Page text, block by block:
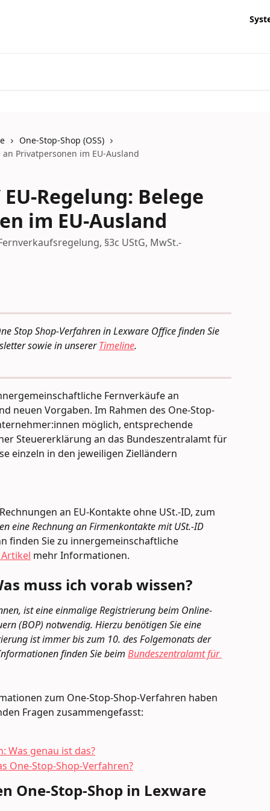
One-Stop-Shop (OSS)
Privatpersonen im EU-Ausland
Regelung: Belege
im EU-Ausland
§3c UStG, MwSt.-
Stop Shop-Verfahren in Lexware Office finden Sie
sowie in unserer Timeline.
Fernverkäufe an
neuen Vorgaben. Im Rahmen des One-Stop-
möglich, entsprechende
Steuererklärung an das Bundeszentralamt für
einzeln in den jeweiligen Zielländern
an EU-Kontakte ohne USt.-ID, zum
eine Rechnung an Firmenkontakte mit USt.-ID
finden Sie zu innergemeinschaftliche
mehr Informationen.
muss ich vorab wissen?
ist eine einmalige Registrierung beim Online-
(BOP) notwendig. Hierzu benötigen Sie eine
ist immer bis zum 10. des Folgemonats der
finden Sie beim Bundeszentralamt für
zum One-Stop-Shop-Verfahren haben
Fragen zusammengefasst:
Was genau ist das?
One-Stop-Shop-Verfahren?
One-Stop-Shop in Lexware